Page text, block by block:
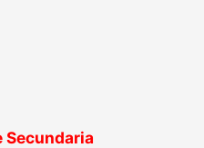
Secundaria